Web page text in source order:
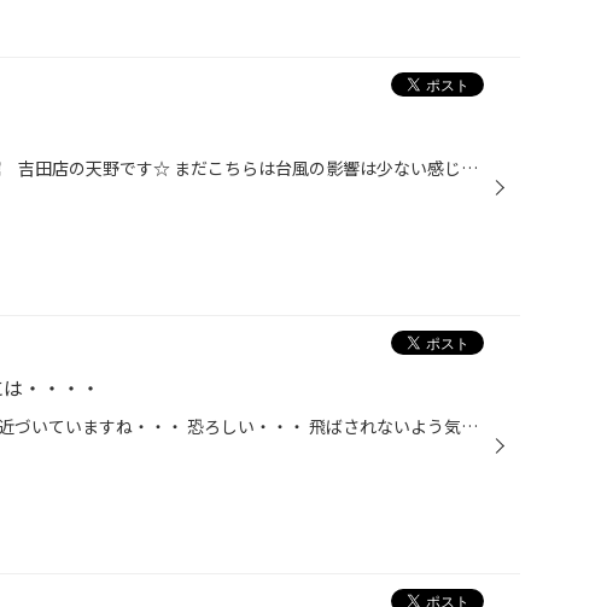
こんちは(‘▽‘)／タイヤ館 吉田店の天野です☆ まだこちらは台風の影響は少ない感じ・・・だからといって気は抜けません！！ お車の準備など万端ですか！？ちなみに自分の車はバッチリです★（笑） もう季節の変わり目ということでお車のメンテナンスを行った方が良い時期でもあります★ 季節の変わり...
・・・・
こんにちは(^○^) 台風が近づいていますね・・・ 恐ろしい・・・ 飛ばされないよう気を付けてくださいね！ 今日は女子トイレの紹介です！ 吉田店の女子トイレにはご意見ノートを置いています♪ お客様の貴重なご意見を基に日々改善させていただいております！ 嬉しいお言葉もご意見もありがとうござい...